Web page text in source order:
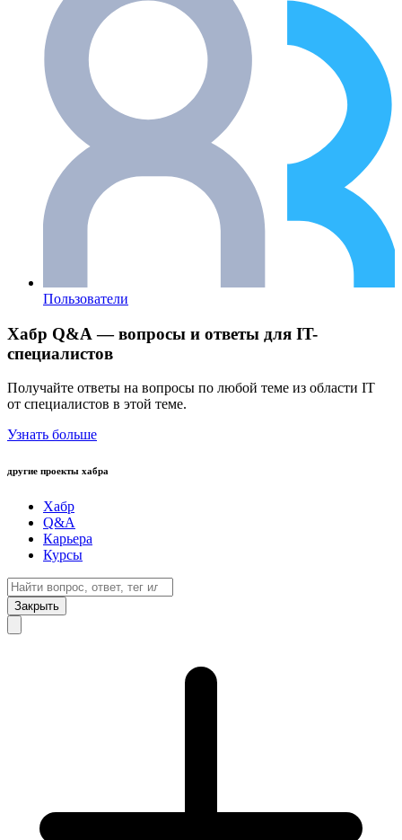
Пользователи
Хабр Q&A — вопросы и ответы для IT-
специалистов
Получайте ответы на вопросы по любой теме из области IT
от специалистов в этой теме.
Узнать больше
другие проекты хабра
Хабр
Q&A
Карьера
Курсы
Закрыть